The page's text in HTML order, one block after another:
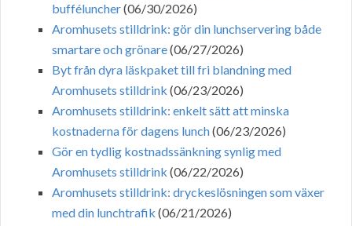
bufféluncher(06/30/2026)
Aromhusets stilldrink: gör din lunchservering både
smartare och grönare(06/27/2026)
Byt från dyra läskpaket till fri blandning med
Aromhusets stilldrink (06/23/2026)
Aromhusets stilldrink: enkelt sätt att minska
kostnaderna för dagens lunch(06/23/2026)
Gör en tydlig kostnadssänkning synlig med
Aromhusets stilldrink (06/22/2026)
Aromhusets stilldrink: dryckeslösningen som växer
med din lunchtrafik (06/21/2026)